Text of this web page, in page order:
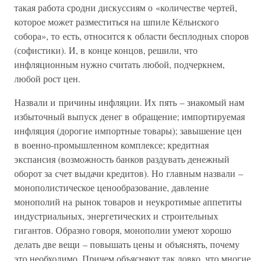
такая работа сродни дискуссиям о «количестве чертей,
которое может разместиться на шпиле Кёльнского
собора», то есть, относится к области бесплодных споров
(софистики). И, в конце концов, решили, что
инфляционным нужно считать любой, подчеркнем,
любой рост цен.
Назвали и причины инфляции. Их пять – знакомый нам
избыточный выпуск денег в обращение; импортируемая
инфляция (дорогие импортные товары); завышение цен
в военно-промышленном комплексе; кредитная
экспансия (возможность банков раздувать денежный
оборот за счет выдачи кредитов). Но главным назвали –
монополистическое ценообразование, давление
монополий на рынок товаров и неукротимые аппетиты
индустриальных, энергетических и строительных
гигантов. Образно говоря, монополии умеют хорошо
делать две вещи – повышать цены и объяснять, почему
это необходимо. Причем объясняют так ловко, что многие